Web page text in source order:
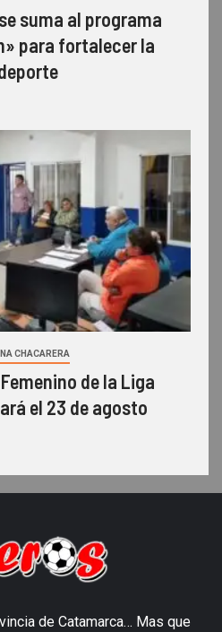
suma al programa
para fortalecer la
CHACARERA
de la Liga
el 23 de agosto
de Catamarca… Mas que